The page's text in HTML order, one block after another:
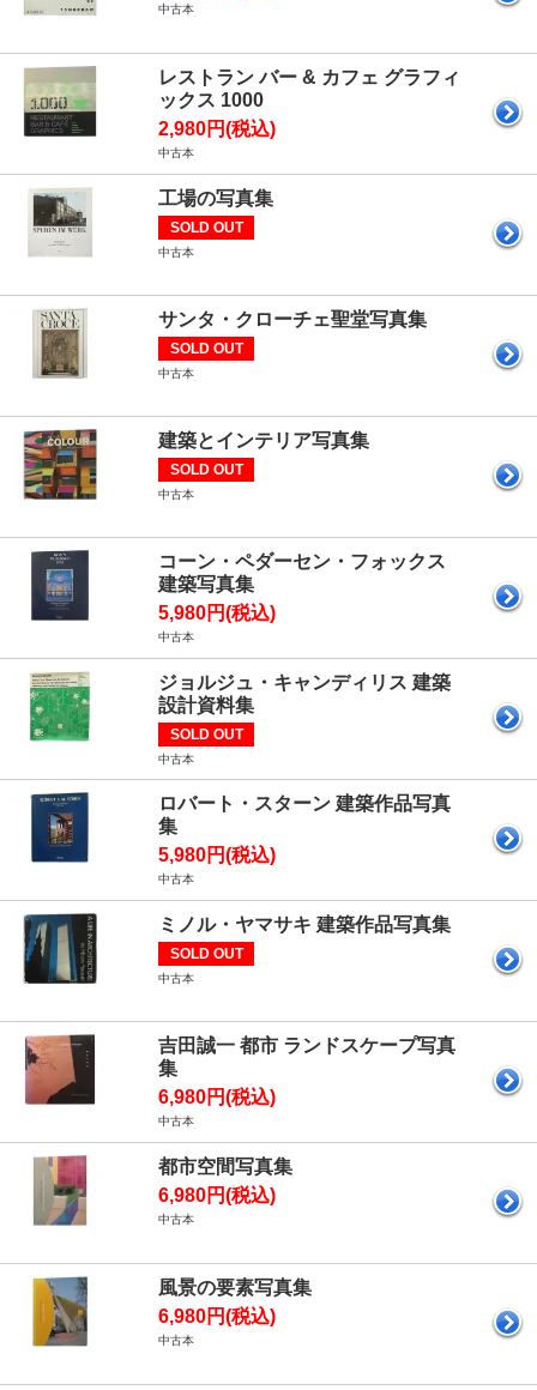
中古本
レストラン バー & カフェ グラフィ
ックス 1000
2,980円(税込)
中古本
工場の写真集
SOLD OUT
中古本
サンタ・クローチェ聖堂写真集
SOLD OUT
中古本
建築とインテリア写真集
SOLD OUT
中古本
コーン・ペダーセン・フォックス
建築写真集
5,980円(税込)
中古本
ジョルジュ・キャンディリス 建築
設計資料集
SOLD OUT
中古本
ロバート・スターン 建築作品写真
集
5,980円(税込)
中古本
ミノル・ヤマサキ 建築作品写真集
SOLD OUT
中古本
吉田誠一 都市 ランドスケープ写真
集
6,980円(税込)
中古本
都市空間写真集
6,980円(税込)
中古本
風景の要素写真集
6,980円(税込)
中古本